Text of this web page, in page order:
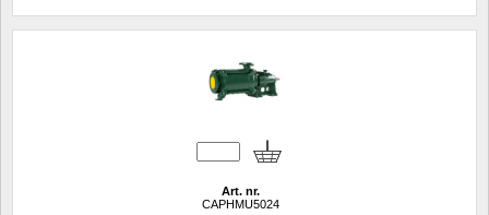
Art. nr.
CAPHMU5024